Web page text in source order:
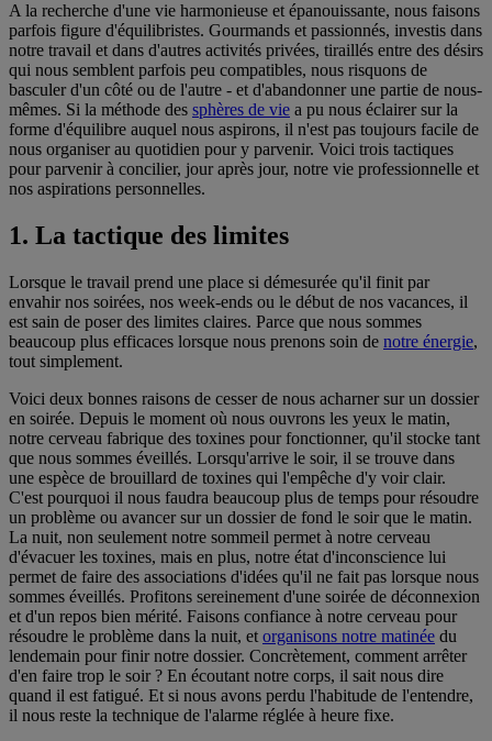
A la recherche d'une vie harmonieuse et épanouissante, nous faisons
parfois figure d'équilibristes. Gourmands et passionnés, investis dans
notre travail et dans d'autres activités privées, tiraillés entre des désirs
qui nous semblent parfois peu compatibles, nous risquons de
basculer d'un côté ou de l'autre - et d'abandonner une partie de nous-
mêmes. Si la méthode des sphères de vie a pu nous éclairer sur la
forme d'équilibre auquel nous aspirons, il n'est pas toujours facile de
nous organiser au quotidien pour y parvenir. Voici trois tactiques
pour parvenir à concilier, jour après jour, notre vie professionnelle et
nos aspirations personnelles.
1. La tactique des limites
Lorsque le travail prend une place si démesurée qu'il finit par
envahir nos soirées, nos week-ends ou le début de nos vacances, il
est sain de poser des limites claires. Parce que nous sommes
beaucoup plus efficaces lorsque nous prenons soin de notre énergie,
tout simplement.
Voici deux bonnes raisons de cesser de nous acharner sur un dossier
en soirée. Depuis le moment où nous ouvrons les yeux le matin,
notre cerveau fabrique des toxines pour fonctionner, qu'il stocke tant
que nous sommes éveillés. Lorsqu'arrive le soir, il se trouve dans
une espèce de brouillard de toxines qui l'empêche d'y voir clair.
C'est pourquoi il nous faudra beaucoup plus de temps pour résoudre
un problème ou avancer sur un dossier de fond le soir que le matin.
La nuit, non seulement notre sommeil permet à notre cerveau
d'évacuer les toxines, mais en plus, notre état d'inconscience lui
permet de faire des associations d'idées qu'il ne fait pas lorsque nous
sommes éveillés. Profitons sereinement d'une soirée de déconnexion
et d'un repos bien mérité. Faisons confiance à notre cerveau pour
résoudre le problème dans la nuit, et organisons notre matinée du
lendemain pour finir notre dossier. Concrètement, comment arrêter
d'en faire trop le soir ? En écoutant notre corps, il sait nous dire
quand il est fatigué. Et si nous avons perdu l'habitude de l'entendre,
il nous reste la technique de l'alarme réglée à heure fixe.